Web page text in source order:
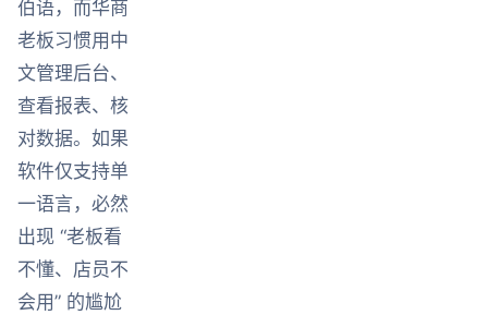
伯语，而华商
老板习惯用中
文管理后台、
查看报表、核
对数据。如果
软件仅支持单
一语言，必然
出现 “老板看
不懂、店员不
会用” 的尴尬